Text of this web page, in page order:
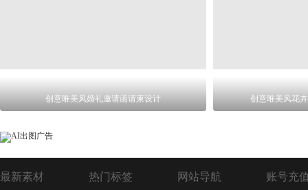
创意唯美风婚礼邀请函请柬设计 创意唯美风花
最新素材 热门标签 网站导航 账号充